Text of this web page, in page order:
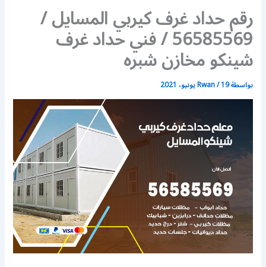
رقم حداد غرف كيربي المسايل /
56585569 / فني حداد غرف
شينكو مخازن شبره
بواسطة Rwan/19 يونيو، 2021